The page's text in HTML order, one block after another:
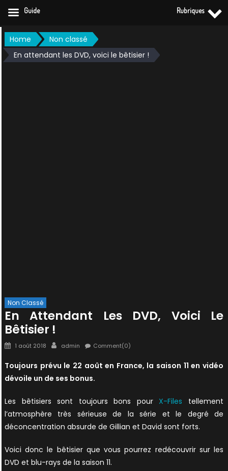
Skip
to
content
Home
Non classé
En attendant les DVD, voici le bêtisier !
Non Classé
En Attendant Les DVD, Voici Le
Bêtisier !
Posted
1 août 2018 Author
admin Comment(0)
Toujours prévu le 22 août en France, la saison 11 en vidéo
dévoile un de ses bonus.
Les bêtisiers sont toujours bons pour X-Files tellement
l’atmosphère très sérieuse de la série et le degré de
déconcentration absurde de Gillian et David sont forts.
Voici donc le bêtisier que vous pourrez redécouvrir sur les
DVD et blu-rays de la saison 11.
Guide Rubriques